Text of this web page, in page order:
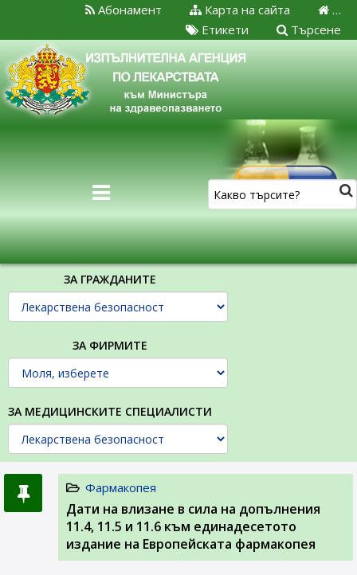
…
Карта на сайта
Абонамент
Търсене
Етикети
ЗА ГРАЖДАНИТЕ
ЗА ФИРМИТЕ
ЗА МЕДИЦИНСКИТЕ СПЕЦИАЛИСТИ
Фармакопея
Дати на влизане в сила на допълнения
11.4, 11.5 и 11.6 към единадесетото
издание на Европейската фармакопея